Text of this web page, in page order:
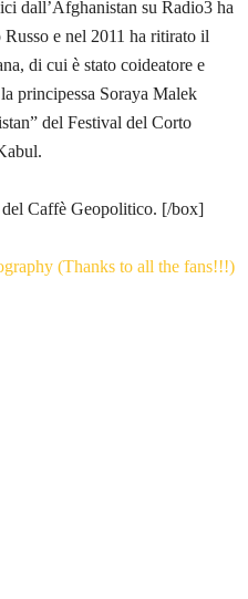
dall’Afghanistan su Radio3 ha
e nel 2011 ha ritirato il
di cui è stato coideatore e
principessa Soraya Malek
del Festival del Corto
del Caffè Geopolitico. [/box]
(Thanks to all the fans!!!)